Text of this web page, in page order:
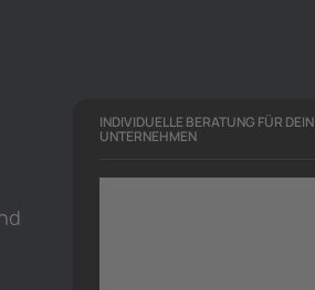
INDIVIDUELLE BERATUNG FÜR DEIN
UNTERNEHMEN